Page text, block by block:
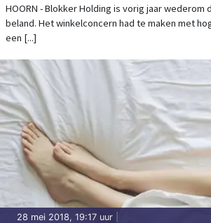
HOORN - Blokker Holding is vorig jaar wederom
beland. Het winkelconcern had te maken met
een [...]
28 mei 2018, 19:17 uur